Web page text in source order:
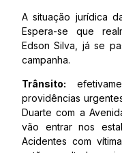
A situação jurídica
Espera-se que
Edson Silva, já se
campanha.
Trânsito:
providências
Duarte com a
vão entrar nos
Acidentes com